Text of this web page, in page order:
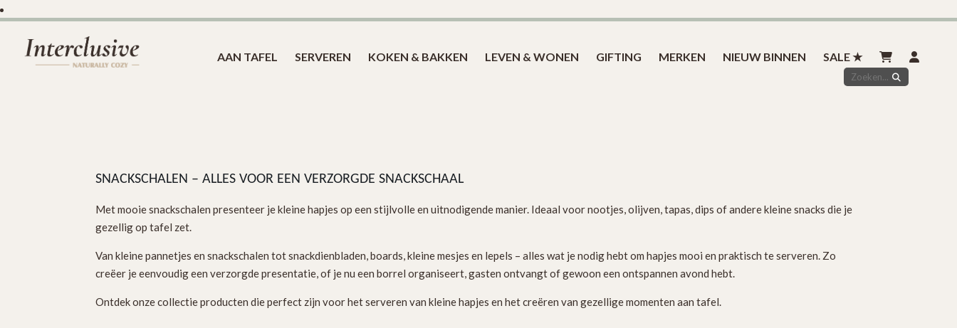
AAN TAFEL SERVEREN KOKEN & BAKKEN LEVEN & WONEN GIFTING MERKEN NIEUW BINNEN SALE ★
SNACKSCHALEN – ALLES VOOR EEN VERZORGDE SNACKSCHAAL
Met mooie snackschalen presenteer je kleine hapjes op een stijlvolle en uitnodigende manier. Ideaal voor nootjes, olijven, tapas, dips of andere kleine snacks die je
gezellig op tafel zet.
Van kleine pannetjes en snackschalen tot snackdienbladen, boards, kleine mesjes en lepels – alles wat je nodig hebt om hapjes mooi en praktisch te serveren. Zo
creëer je eenvoudig een verzorgde presentatie, of je nu een borrel organiseert, gasten ontvangt of gewoon een ontspannen avond hebt.
Ontdek onze collectie producten die perfect zijn voor het serveren van kleine hapjes en het creëren van gezellige momenten aan tafel.